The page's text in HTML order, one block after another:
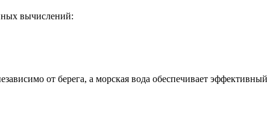
вычислений:
от берега, а морская вода обеспечивает